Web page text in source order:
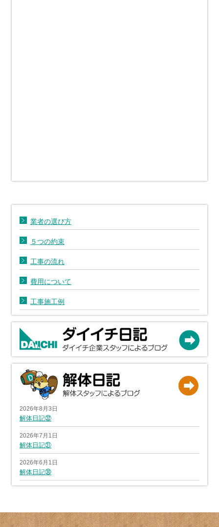
業者の選び方
５つの約束
工事の流れ
費用について
工事施工例
2026年8月3日
解体日記㉜
2026年7月1日
解体日記㉛
2026年6月1日
解体日記㉚